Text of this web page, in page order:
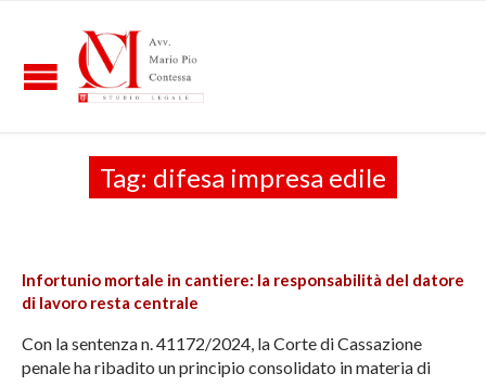
Tag: difesa impresa edile
Infortunio mortale in cantiere: la responsabilità del datore
di lavoro resta centrale
Con la sentenza n. 41172/2024, la Corte di Cassazione
penale ha ribadito un principio consolidato in materia di